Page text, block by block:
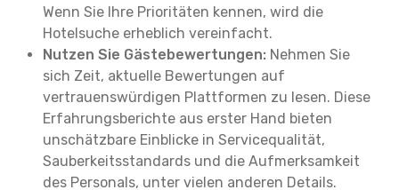
Wenn Sie Ihre Prioritäten kennen, wird die
Hotelsuche erheblich vereinfacht.
Nutzen Sie Gästebewertungen: Nehmen Sie
sich Zeit, aktuelle Bewertungen auf
vertrauenswürdigen Plattformen zu lesen. Diese
Erfahrungsberichte aus erster Hand bieten
unschätzbare Einblicke in Servicequalität,
Sauberkeitsstandards und die Aufmerksamkeit
des Personals, unter vielen anderen Details.